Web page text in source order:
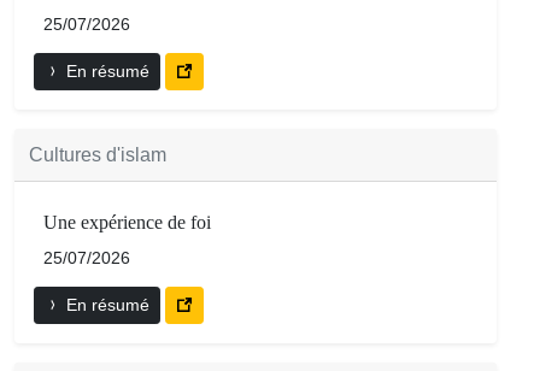
25/07/2026
En résumé
Cultures d'islam
Une expérience de foi
25/07/2026
En résumé